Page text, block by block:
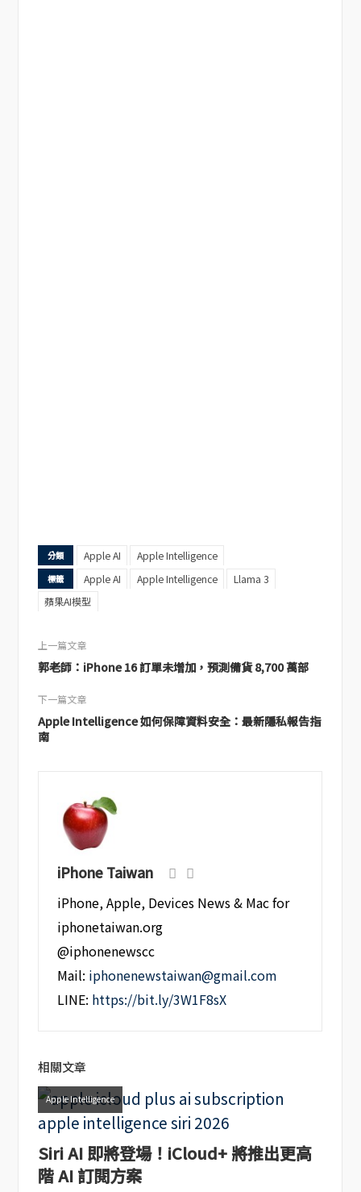
分類 Apple AI Apple Intelligence
標籤 Apple AI Apple Intelligence
Llama 3
蘋果AI模型
上一篇文章
郭老師：iPhone 16 訂單未增加，預測備貨 8,700 萬部
下一篇文章
Apple Intelligence 如何保障資料安全：最新隱私報告指
南
iPhone Taiwan
iPhone, Apple, Devices News & Mac for
iphonetaiwan.org
@iphonenewscc
Mail: iphonenewstaiwan@gmail.com
LINE: https://bit.ly/3W1F8sX
相關文章
Apple Intelligence
Siri AI 即將登場！iCloud+ 將推出更高
階 AI 訂閱方案